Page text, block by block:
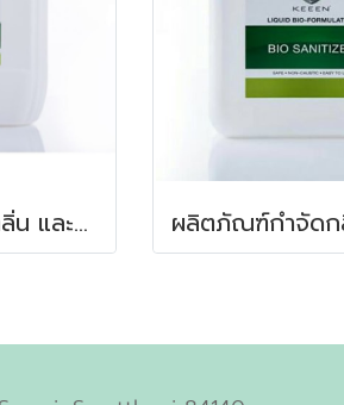
ผลิตภัณฑ์กำจัดกลิ่น และสลายกากสิ่งปฎิกูลในบ่อเกรอะ